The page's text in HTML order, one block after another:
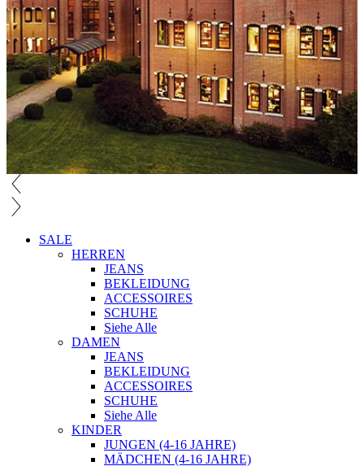
SALE
HERREN
JEANS
BEKLEIDUNG
ACCESSOIRES
SCHUHE
Siehe Alle
DAMEN
JEANS
BEKLEIDUNG
ACCESSOIRES
SCHUHE
Siehe Alle
KINDER
JUNGEN (4-16 JAHRE)
MÄDCHEN (4-16 JAHRE)